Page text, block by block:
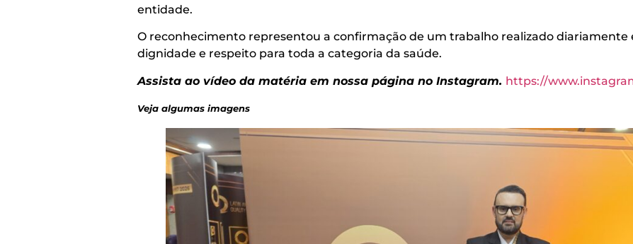
entidade.
O reconhecimento representou a confirmação de um trabalho realizado diariamente
dignidade e respeito para toda a categoria da saúde.
Assista ao vídeo da matéria em nossa página no Instagram. https://
Veja algumas imagens